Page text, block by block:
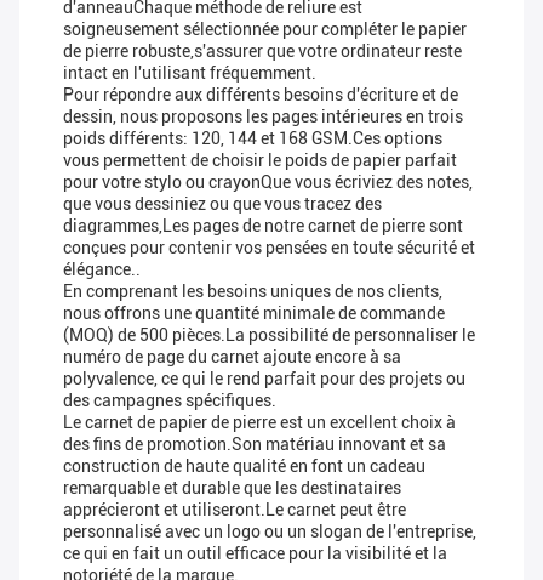
d'anneauChaque méthode de reliure est
soigneusement sélectionnée pour compléter le papier
de pierre robuste,s'assurer que votre ordinateur reste
intact en l'utilisant fréquemment.
Pour répondre aux différents besoins d'écriture et de
dessin, nous proposons les pages intérieures en trois
poids différents: 120, 144 et 168 GSM.Ces options
vous permettent de choisir le poids de papier parfait
pour votre stylo ou crayonQue vous écriviez des notes,
que vous dessiniez ou que vous tracez des
diagrammes,Les pages de notre carnet de pierre sont
conçues pour contenir vos pensées en toute sécurité et
élégance..
En comprenant les besoins uniques de nos clients,
nous offrons une quantité minimale de commande
(MOQ) de 500 pièces.La possibilité de personnaliser le
numéro de page du carnet ajoute encore à sa
polyvalence, ce qui le rend parfait pour des projets ou
des campagnes spécifiques.
Le carnet de papier de pierre est un excellent choix à
des fins de promotion.Son matériau innovant et sa
construction de haute qualité en font un cadeau
remarquable et durable que les destinataires
apprécieront et utiliseront.Le carnet peut être
personnalisé avec un logo ou un slogan de l'entreprise,
ce qui en fait un outil efficace pour la visibilité et la
notoriété de la marque.